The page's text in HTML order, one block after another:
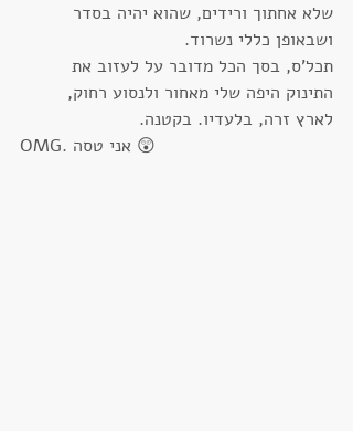
שלא אחתוך ורידים, שהוא יהיה בסדר
ושבאופן כללי נשרוד.
תכל'ס, בסך הכל מדובר על לעזוב את
התינוק היפה שלי מאחור ולנסוע רחוק,
לארץ זרה, בלעדיו. בקטנה.
OMG. אני טסה 😲